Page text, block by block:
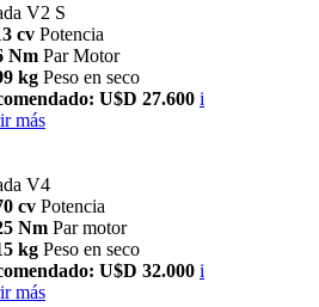
V2 S
cv Potencia
Nm Par Motor
kg Peso en seco
U$D 27.600 i
más
V4
cv Potencia
Nm Par motor
kg Peso en seco
U$D 32.000 i
más